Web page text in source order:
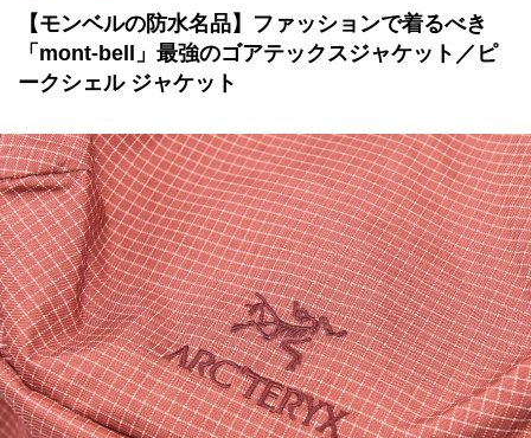
【モンベルの防水名品】ファッションで着るべき
「mont-bell」最強のゴアテックスジャケット／ピ
ークシェル ジャケット